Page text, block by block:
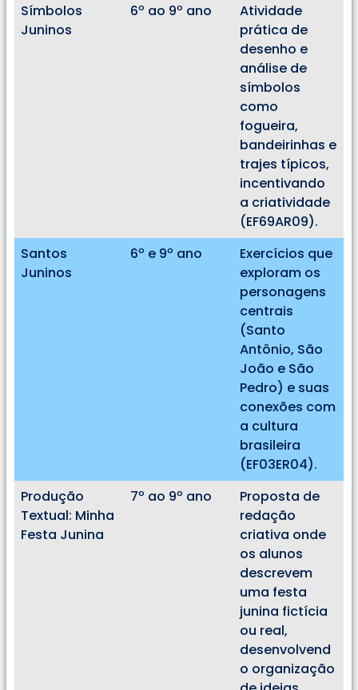
Símbolos
Juninos
6º ao 9º ano
Atividade
prática de
desenho e
análise de
símbolos
como
fogueira,
bandeirinhas e
trajes típicos,
incentivando
a criatividade
(EF69AR09).
Santos
Juninos
6º e 9º ano
Exercícios que
exploram os
personagens
centrais
(Santo
Antônio, São
João e São
Pedro) e suas
conexões com
a cultura
brasileira
(EF03ER04).
Produção
Textual: Minha
Festa Junina
7º ao 9º ano
Proposta de
redação
criativa onde
os alunos
descrevem
uma festa
junina fictícia
ou real,
desenvolvend
o organização